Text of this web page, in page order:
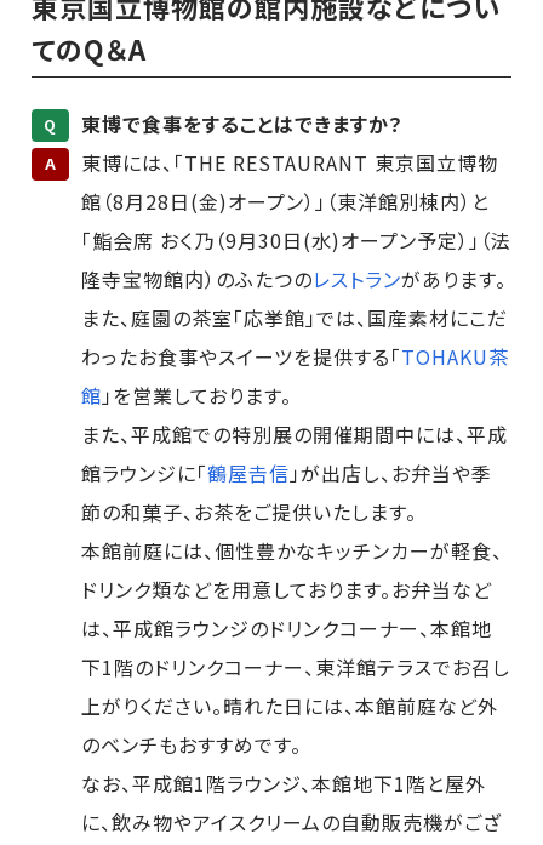
てのQ＆A
Q 東博で食事をすることはできますか？
A
東博には、「THE RESTAURANT 東京国立博物
館（8月28日(金)オープン）」（東洋館別棟内）と
「鮨会席 おく乃（9月30日(水)オープン予定）」（法
隆寺宝物館内）のふたつのレストランがあります。
また、庭園の茶室「応挙館」では、国産素材にこだ
わったお食事やスイーツを提供する「TOHAKU茶
館」を営業しております。
また、平成館での特別展の開催期間中には、平成
館ラウンジに「鶴屋𠮷信」が出店し、お弁当や季
節の和菓子、お茶をご提供いたします。
本館前庭には、個性豊かなキッチンカーが軽食、
ドリンク類などを用意しております。お弁当など
は、平成館ラウンジのドリンクコーナー、本館地
下1階のドリンクコーナー、東洋館テラスでお召し
上がりください。晴れた日には、本館前庭など外
のベンチもおすすめです。
なお、平成館1階ラウンジ、本館地下1階と屋外
に、飲み物やアイスクリームの自動販売機がござ